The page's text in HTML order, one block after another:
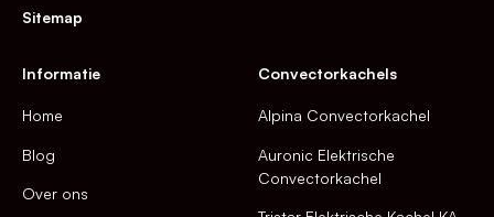
Sitemap
Informatie
Home
Blog
Over ons
Convectorkachels
Alpina Convectorkachel
Auronic Elektrische
Convectorkachel